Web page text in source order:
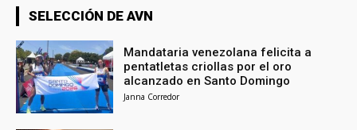
SELECCIÓN DE AVN
Mandataria venezolana felicita a
pentatletas criollas por el oro
alcanzado en Santo Domingo
Janna Corredor